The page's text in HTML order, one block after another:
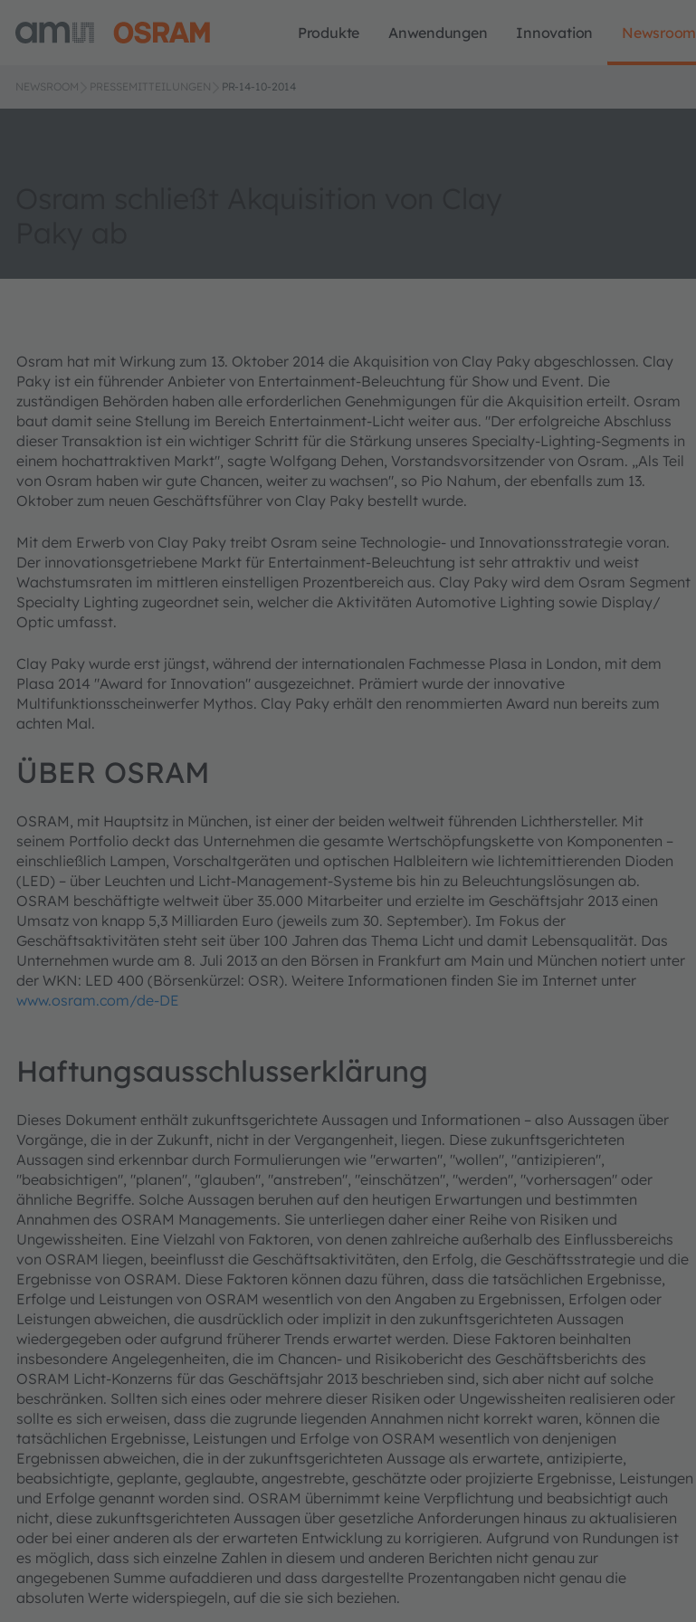
Produkte Anwendungen Innovation Newsroom
NEWSROOM PRESSEMITTEILUNGEN PR-14-10-2014
Osram hat mit Wirkung zum 13. Oktober 2014 die Akquisition von Clay Paky abgeschlossen. Clay
Paky ist ein führender Anbieter von Entertainment-Beleuchtung für Show und Event. Die
zuständigen Behörden haben alle erforderlichen Genehmigungen für die Akquisition erteilt. Osram
baut damit seine Stellung im Bereich Entertainment-Licht weiter aus. "Der erfolgreiche Abschluss
dieser Transaktion ist ein wichtiger Schritt für die Stärkung unseres Specialty-Lighting-Segments in
einem hochattraktiven Markt", sagte Wolfgang Dehen, Vorstandsvorsitzender von Osram. „Als Teil
von Osram haben wir gute Chancen, weiter zu wachsen", so Pio Nahum, der ebenfalls zum 13.
Oktober zum neuen Geschäftsführer von Clay Paky bestellt wurde.
Mit dem Erwerb von Clay Paky treibt Osram seine Technologie- und Innovationsstrategie voran.
Der innovationsgetriebene Markt für Entertainment-Beleuchtung ist sehr attraktiv und weist
Wachstumsraten im mittleren einstelligen Prozentbereich aus. Clay Paky wird dem Osram Segment
Specialty Lighting zugeordnet sein, welcher die Aktivitäten Automotive Lighting sowie Display/
Optic umfasst.
Clay Paky wurde erst jüngst, während der internationalen Fachmesse Plasa in London, mit dem
Plasa 2014 "Award for Innovation" ausgezeichnet. Prämiert wurde der innovative
Multifunktionsscheinwerfer Mythos. Clay Paky erhält den renommierten Award nun bereits zum
achten Mal.
ÜBER OSRAM
OSRAM, mit Hauptsitz in München, ist einer der beiden weltweit führenden Lichthersteller. Mit
seinem Portfolio deckt das Unternehmen die gesamte Wertschöpfungskette von Komponenten –
einschließlich Lampen, Vorschaltgeräten und optischen Halbleitern wie lichtemittierenden Dioden
(LED) – über Leuchten und Licht-Management-Systeme bis hin zu Beleuchtungslösungen ab.
OSRAM beschäftigte weltweit über 35.000 Mitarbeiter und erzielte im Geschäftsjahr 2013 einen
Umsatz von knapp 5,3 Milliarden Euro (jeweils zum 30. September). Im Fokus der
Geschäftsaktivitäten steht seit über 100 Jahren das Thema Licht und damit Lebensqualität. Das
Unternehmen wurde am 8. Juli 2013 an den Börsen in Frankfurt am Main und München notiert unter
der WKN: LED 400 (Börsenkürzel: OSR). Weitere Informationen finden Sie im Internet unter
www.osram.com/de-DE
Haftungsausschlusserklärung
Dieses Dokument enthält zukunftsgerichtete Aussagen und Informationen – also Aussagen über
Vorgänge, die in der Zukunft, nicht in der Vergangenheit, liegen. Diese zukunftsgerichteten
Aussagen sind erkennbar durch Formulierungen wie "erwarten", "wollen", "antizipieren",
"beabsichtigen", "planen", "glauben", "anstreben", "einschätzen", "werden", "vorhersagen" oder
ähnliche Begriffe. Solche Aussagen beruhen auf den heutigen Erwartungen und bestimmten
Annahmen des OSRAM Managements. Sie unterliegen daher einer Reihe von Risiken und
Ungewissheiten. Eine Vielzahl von Faktoren, von denen zahlreiche außerhalb des Einflussbereichs
von OSRAM liegen, beeinflusst die Geschäftsaktivitäten, den Erfolg, die Geschäftsstrategie und die
Ergebnisse von OSRAM. Diese Faktoren können dazu führen, dass die tatsächlichen Ergebnisse,
Erfolge und Leistungen von OSRAM wesentlich von den Angaben zu Ergebnissen, Erfolgen oder
Leistungen abweichen, die ausdrücklich oder implizit in den zukunftsgerichteten Aussagen
wiedergegeben oder aufgrund früherer Trends erwartet werden. Diese Faktoren beinhalten
insbesondere Angelegenheiten, die im Chancen- und Risikobericht des Geschäftsberichts des
OSRAM Licht-Konzerns für das Geschäftsjahr 2013 beschrieben sind, sich aber nicht auf solche
beschränken. Sollten sich eines oder mehrere dieser Risiken oder Ungewissheiten realisieren oder
sollte es sich erweisen, dass die zugrunde liegenden Annahmen nicht korrekt waren, können die
tatsächlichen Ergebnisse, Leistungen und Erfolge von OSRAM wesentlich von denjenigen
Ergebnissen abweichen, die in der zukunftsgerichteten Aussage als erwartete, antizipierte,
beabsichtigte, geplante, geglaubte, angestrebte, geschätzte oder projizierte Ergebnisse, Leistungen
und Erfolge genannt worden sind. OSRAM übernimmt keine Verpflichtung und beabsichtigt auch
nicht, diese zukunftsgerichteten Aussagen über gesetzliche Anforderungen hinaus zu aktualisieren
oder bei einer anderen als der erwarteten Entwicklung zu korrigieren. Aufgrund von Rundungen ist
es möglich, dass sich einzelne Zahlen in diesem und anderen Berichten nicht genau zur
angegebenen Summe aufaddieren und dass dargestellte Prozentangaben nicht genau die
absoluten Werte widerspiegeln, auf die sie sich beziehen.